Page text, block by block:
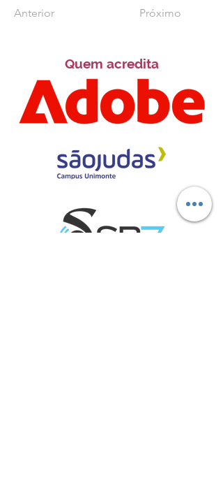
Anterior Próximo
Quem acredita